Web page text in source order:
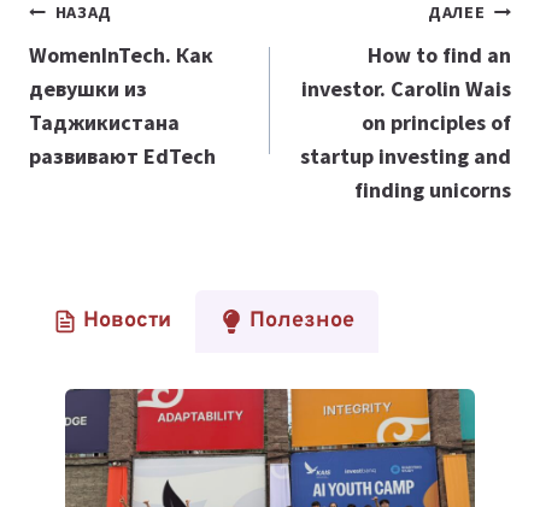
Навигация
по
записям
НАЗАД
WomenInTech. Как
девушки из
Таджикистана
развивают EdTech
ДАЛЕЕ
How to find an
investor. Carolin Wais
on principles of
startup investing and
finding unicorns
Новости Полезное